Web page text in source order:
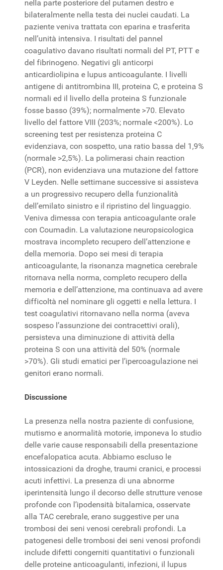
nella parte posteriore del putamen destro e
bilateralmente nella testa dei nuclei caudati. La
paziente veniva trattata con eparina e trasferita
nell’unità intensiva. I risultati del pannel
coagulativo davano risultati normali del PT, PTT e
del fibrinogeno. Negativi gli anticorpi
anticardiolipina e lupus anticoagulante. I livelli
antigene di antitrombina III, proteina C, e proteina S
normali ed il livello della proteina S funzionale
fosse basso (39%); normalmente >70. Elevato
livello del fattore VIII (203%; normale <200%). Lo
screening test per resistenza proteina C
evidenziava, con sospetto, una ratio bassa del 1,9%
(normale >2,5%). La polimerasi chain reaction
(PCR), non evidenziava una mutazione del fattore
V Leyden. Nelle settimane successive si assisteva
a un progressivo recupero della funzionalità
dell’emilato sinistro e il ripristino del linguaggio.
Veniva dimessa con terapia anticoagulante orale
con Coumadin. La valutazione neuropsicologica
mostrava incompleto recupero dell’attenzione e
della memoria. Dopo sei mesi di terapia
anticoagulante, la risonanza magnetica cerebrale
ritornava nella norma, completo recupero della
memoria e dell’attenzione, ma continuava ad avere
difficoltà nel nominare gli oggetti e nella lettura. I
test coagulativi ritornavano nella norma (aveva
sospeso l’assunzione dei contracettivi orali),
persisteva una diminuzione di attività della
proteina S con una attività del 50% (normale
>70%). Gli studi ematici per l’ipercoagulazione nei
genitori erano normali.
Discussione
La presenza nella nostra paziente di confusione,
mutismo e anormalità motorie, imponeva lo studio
delle varie cause responsabili della presentazione
encefalopatica acuta. Abbiamo escluso le
intossicazioni da droghe, traumi cranici, e processi
acuti infettivi. La presenza di una abnorme
iperintensità lungo il decorso delle strutture venose
profonde con l’ipodensità bitalamica, osservate
alla TAC cerebrale, erano suggestive per una
trombosi dei seni venosi cerebrali profondi. La
patogenesi delle trombosi dei seni venosi profondi
include difetti congerniti quantitativi o funzionali
delle proteine anticoagulanti, infezioni, il lupus